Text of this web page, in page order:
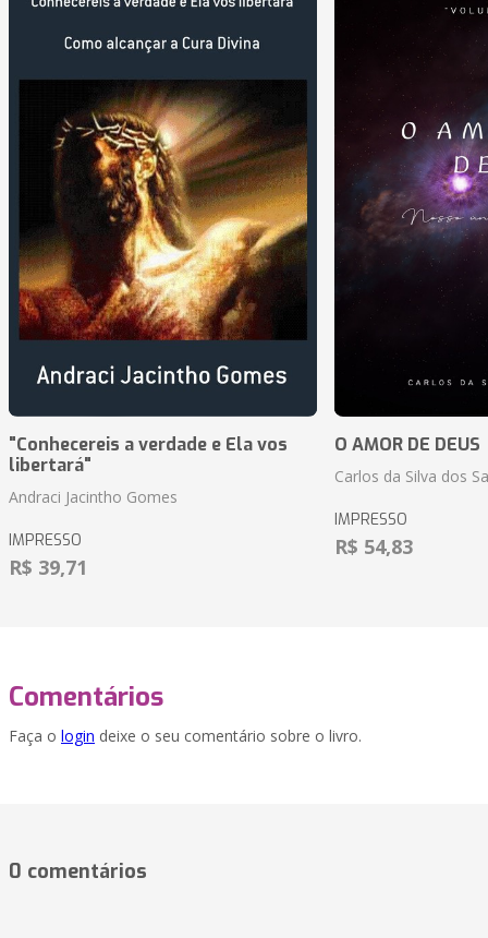
"Conhecereis a verdade e Ela vos
libertará"
Andraci Jacintho Gomes
IMPRESSO
R$ 39,71
O AMOR DE DEUS
Carlos da Silva dos
IMPRESSO
R$ 54,83
Comentários
Faça o login deixe o seu comentário sobre o livro.
0 comentários